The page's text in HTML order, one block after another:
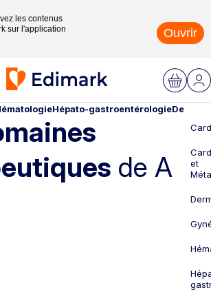
les contenus
sur l'application
Ouvrir
Hépato-gastroentérologie
de A
et